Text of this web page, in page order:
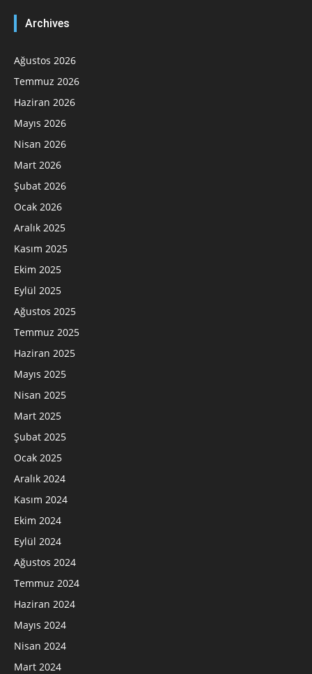
Archives
Ağustos 2026
Temmuz 2026
Haziran 2026
Mayıs 2026
Nisan 2026
Mart 2026
Şubat 2026
Ocak 2026
Aralık 2025
Kasım 2025
Ekim 2025
Eylül 2025
Ağustos 2025
Temmuz 2025
Haziran 2025
Mayıs 2025
Nisan 2025
Mart 2025
Şubat 2025
Ocak 2025
Aralık 2024
Kasım 2024
Ekim 2024
Eylül 2024
Ağustos 2024
Temmuz 2024
Haziran 2024
Mayıs 2024
Nisan 2024
Mart 2024